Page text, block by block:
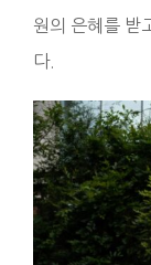
원의 은혜를 받
다.